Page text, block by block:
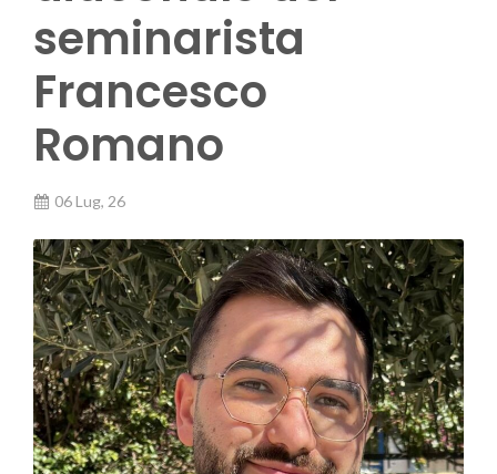
seminarista
Francesco
Romano
06 Lug, 26